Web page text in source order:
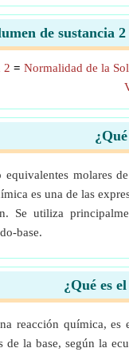
de sustancia
2 = Normalidad de la
molares
es una de las
Se utiliza
base.
¿Qué es
reacción química,
la base, según la